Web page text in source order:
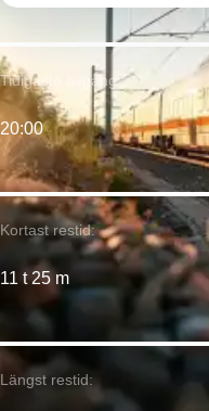
Kortast restid:
11 t 25 m
Tidigaste avgång:
20:00
Längst restid: